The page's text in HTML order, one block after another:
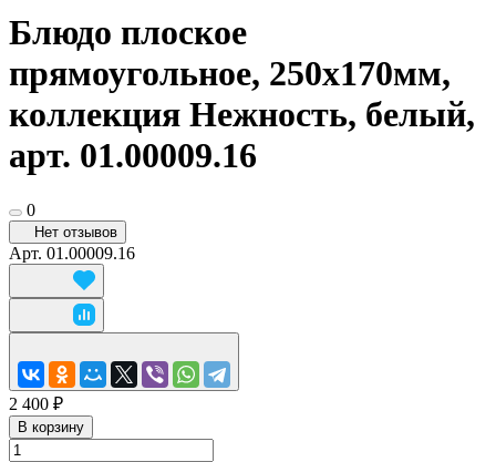
Блюдо плоское
прямоугольное, 250х170мм,
коллекция Нежность, белый,
арт. 01.00009.16
0
Нет отзывов
Арт. 01.00009.16
2 400 ₽
В корзину